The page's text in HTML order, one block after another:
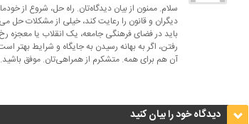
سلام. ممنون از بیان دیدگاه‌تان. راه حل، شروع از
دیگران و قانون را رعایت کند، خیلی از مشکلات حل
باید در فضای فرهنگی جامعه، یک انقلاب یا معجزه
رفتن، اگر به بهانه رسیدن به جایگاه و شرایط بهتر
آن هم برای همه. متشکرم از همراهی‌تان. موفق باشید.
دیدگاه خود را بیان کنید